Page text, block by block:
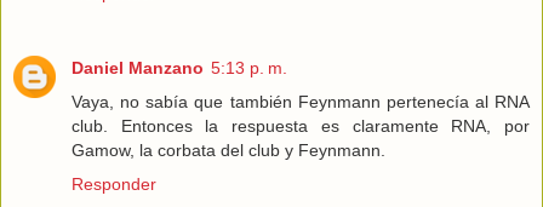
Daniel Manzano 5:13 p. m.
Vaya, no sabía que también Feynmann pertenecía al RNA
club. Entonces la respuesta es claramente RNA, por
Gamow, la corbata del club y Feynmann.
Responder